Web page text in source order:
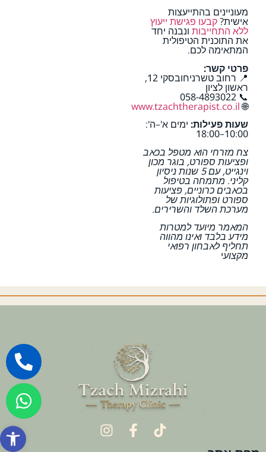
פתח
מעוניינים בהתייעצות
אישית?קבעו פגישת ייעוץ
ללא התחייבות ונבנה יחד
את התוכנית הטיפולית
המתאימה לכם.
פרטי קשר:
📍 רחוב טשרניחובסקי 12,
ראשון לציון
📞 058-4893022
🌐
www.tzachtherapist.co.il
שעות פעילות: ימים א'–ה':
10:00–18:00
צח מזרחי הוא מטפל בכאב
ופציעות ספורט, בוגר מכון
וינגייט, עם 5 שנות ניסיון
קליני. מתמחה בטיפול
בכאבים כרוניים, פציעות
ספורט ופתולוגיות של
מערכת השלד והשרירים.
המאמר מיועד למטרות
מידע בלבד ואינו מהווה
תחליף לאבחון רפואי
מקצועי